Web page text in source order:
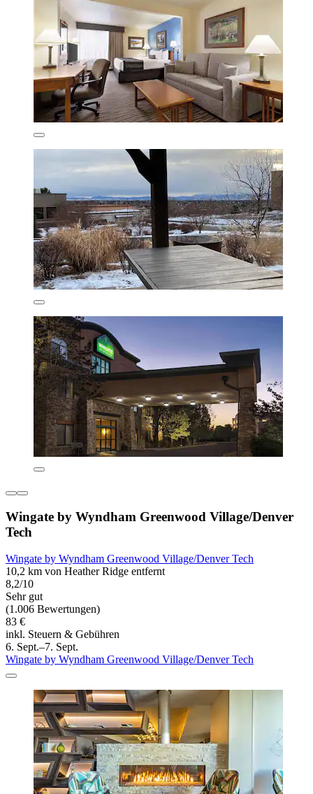
Wingate by Wyndham Greenwood Village/Denver
Tech
Wingate by Wyndham Greenwood Village/Denver Tech
10,2 km von Heather Ridge entfernt
8,2/10
Sehr gut
(1.006 Bewertungen)
83 €
inkl. Steuern & Gebühren
6. Sept.–7. Sept.
Wingate by Wyndham Greenwood Village/Denver Tech